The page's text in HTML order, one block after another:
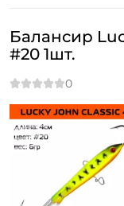
Балансир
#20 1шт.